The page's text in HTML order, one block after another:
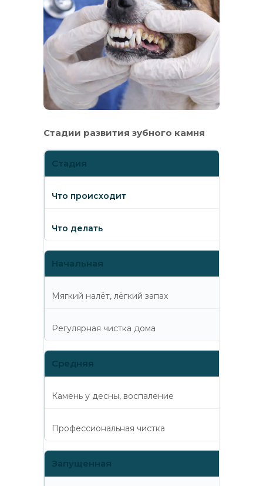
Стадии развития зубного камня
Стадия
Что происходит
Что делать
Начальная
Мягкий налёт, лёгкий запах
Регулярная чистка дома
Средняя
Камень у десны, воспаление
Профессиональная чистка
Запущенная